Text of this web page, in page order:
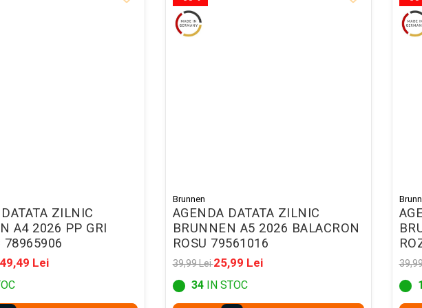
ZILNIC
A4 2026 PP GRI
78965906
Lei
Brunnen
AGENDA DATATA ZILNIC
BRUNNEN A5 2026 BALACRON
ROSU 79561016
39,99 Lei25,99 Lei
34IN STOC